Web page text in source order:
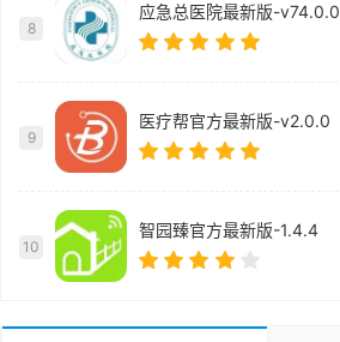
8
应急总医院最新版-v74.0.0
9
医疗帮官方最新版-v2.0.0
10
智园臻官方最新版-1.4.4